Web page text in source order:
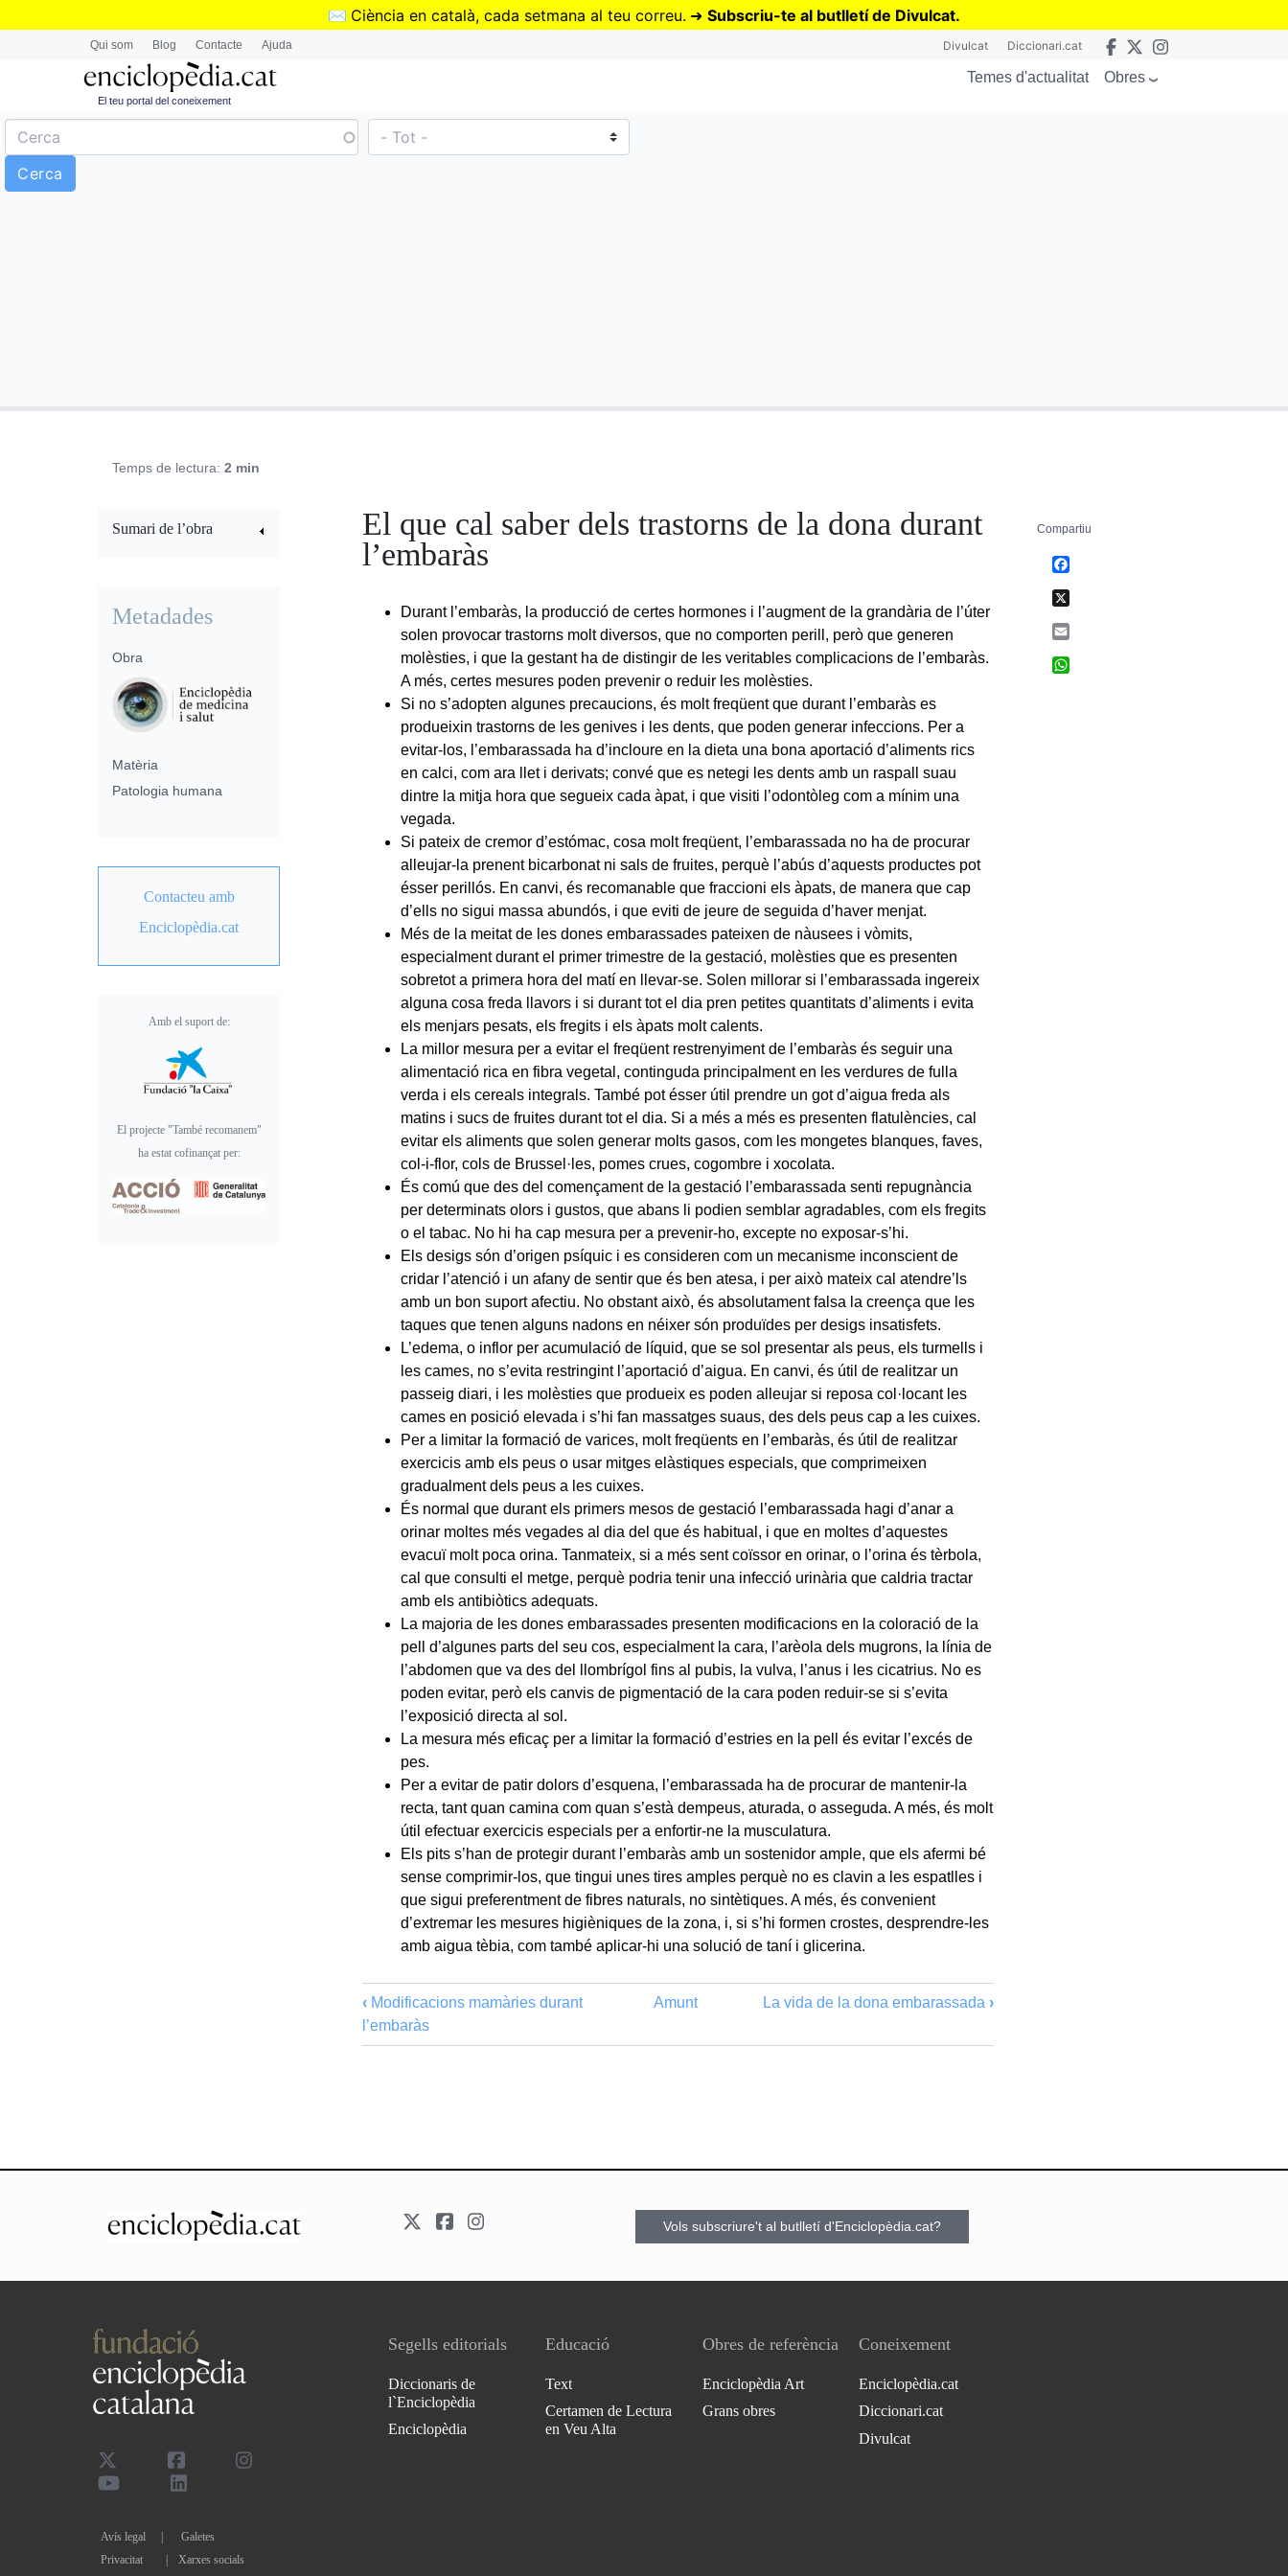
Vés
✉️ Ciència en català, cada setmana al teu correu. ➜ Subscriu-te al butlletí de Divulcat.
Qui som Blog Contacte Ajuda Divulcat Diccionari.cat
El teu portal del coneixement
Temes d'actualitat Obres
Temps de lectura: 2 min
El que cal saber dels trastorns de la dona durant
l’embaràs
Durant l’embaràs, la producció de certes hormones i l’augment de la grandària de l’úter
solen provocar trastorns molt diversos, que no comporten perill, però que generen
molèsties, i que la gestant ha de distingir de les veritables complicacions de l’embaràs.
A més, certes mesures poden prevenir o reduir les molèsties.
Si no s’adopten algunes precaucions, és molt freqüent que durant l’embaràs es
produeixin trastorns de les genives i les dents, que poden generar infeccions. Per a
evitar-los, l’embarassada ha d’incloure en la dieta una bona aportació d’aliments rics
en calci, com ara llet i derivats; convé que es netegi les dents amb un raspall suau
dintre la mitja hora que segueix cada àpat, i que visiti l’odontòleg com a mínim una
vegada.
Si pateix de cremor d’estómac, cosa molt freqüent, l’embarassada no ha de procurar
alleujar-la prenent bicarbonat ni sals de fruites, perquè l’abús d’aquests productes pot
ésser perillós. En canvi, és recomanable que fraccioni els àpats, de manera que cap
d’ells no sigui massa abundós, i que eviti de jeure de seguida d’haver menjat.
Més de la meitat de les dones embarassades pateixen de nàusees i vòmits,
especialment durant el primer trimestre de la gestació, molèsties que es presenten
sobretot a primera hora del matí en llevar-se. Solen millorar si l’embarassada ingereix
alguna cosa freda llavors i si durant tot el dia pren petites quantitats d’aliments i evita
els menjars pesats, els fregits i els àpats molt calents.
La millor mesura per a evitar el freqüent restrenyiment de l’embaràs és seguir una
alimentació rica en fibra vegetal, continguda principalment en les verdures de fulla
verda i els cereals integrals. També pot ésser útil prendre un got d’aigua freda als
matins i sucs de fruites durant tot el dia. Si a més a més es presenten flatulències, cal
evitar els aliments que solen generar molts gasos, com les mongetes blanques, faves,
col-i-flor, cols de Brussel·les, pomes crues, cogombre i xocolata.
És comú que des del començament de la gestació l’embarassada senti repugnància
per determinats olors i gustos, que abans li podien semblar agradables, com els fregits
o el tabac. No hi ha cap mesura per a prevenir-ho, excepte no exposar-s’hi.
Els desigs són d’origen psíquic i es consideren com un mecanisme inconscient de
cridar l’atenció i un afany de sentir que és ben atesa, i per això mateix cal atendre’ls
amb un bon suport afectiu. No obstant això, és absolutament falsa la creença que les
taques que tenen alguns nadons en néixer són produïdes per desigs insatisfets.
L’edema, o inflor per acumulació de líquid, que se sol presentar als peus, els turmells i
les cames, no s’evita restringint l’aportació d’aigua. En canvi, és útil de realitzar un
passeig diari, i les molèsties que produeix es poden alleujar si reposa col·locant les
cames en posició elevada i s’hi fan massatges suaus, des dels peus cap a les cuixes.
Per a limitar la formació de varices, molt freqüents en l’embaràs, és útil de realitzar
exercicis amb els peus o usar mitges elàstiques especials, que comprimeixen
gradualment dels peus a les cuixes.
És normal que durant els primers mesos de gestació l’embarassada hagi d’anar a
orinar moltes més vegades al dia del que és habitual, i que en moltes d’aquestes
evacuï molt poca orina. Tanmateix, si a més sent coïssor en orinar, o l’orina és tèrbola,
cal que consulti el metge, perquè podria tenir una infecció urinària que caldria tractar
amb els antibiòtics adequats.
La majoria de les dones embarassades presenten modificacions en la coloració de la
pell d’algunes parts del seu cos, especialment la cara, l’arèola dels mugrons, la línia de
l’abdomen que va des del llombrígol fins al pubis, la vulva, l’anus i les cicatrius. No es
poden evitar, però els canvis de pigmentació de la cara poden reduir-se si s’evita
l’exposició directa al sol.
La mesura més eficaç per a limitar la formació d’estries en la pell és evitar l’excés de
pes.
Per a evitar de patir dolors d’esquena, l’embarassada ha de procurar de mantenir-la
recta, tant quan camina com quan s’està dempeus, aturada, o asseguda. A més, és molt
útil efectuar exercicis especials per a enfortir-ne la musculatura.
Els pits s’han de protegir durant l’embaràs amb un sostenidor ample, que els afermi bé
sense comprimir-los, que tingui unes tires amples perquè no es clavin a les espatlles i
que sigui preferentment de fibres naturals, no sintètiques. A més, és convenient
d’extremar les mesures higièniques de la zona, i, si s’hi formen crostes, desprendre-les
amb aigua tèbia, com també aplicar-hi una solució de taní i glicerina.
‹ Modificacions mamàries durant
l’embaràs
Amunt La vida de la dona embarassada ›
Sumari de l’obra
Metadades
Obra
Matèria
Patologia humana
Contacteu amb
Enciclopèdia.cat
Amb el suport de:
El projecte "També recomanem"
ha estat cofinançat per:
Compartiu
Vols subscriure't al butlletí d'Enciclopèdia.cat?
Avís legal
Galetes
Privacitat
| Xarxes socials
Segells editorials
Diccionaris de
l`Enciclopèdia
Enciclopèdia
Educació
Text
Certamen de Lectura
en Veu Alta
Obres de referència
Enciclopèdia Art
Grans obres
Coneixement
Enciclopèdia.cat
Diccionari.cat
Divulcat